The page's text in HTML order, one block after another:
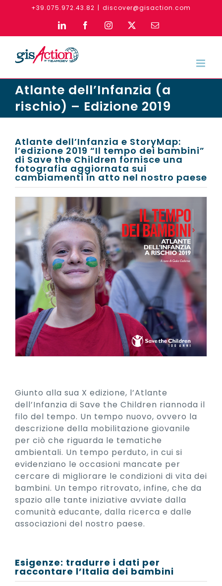
+39.075.972.43.82 | discover@gisaction.com
LinkedInFacebookInstagram Email
Atlante dell’Infanzia (a
rischio) – Edizione 2019
Atlante dell’Infanzia e StoryMap:
l’edizione 2019 “Il tempo dei bambini”
di Save the Children fornisce una
fotografia aggiornata sui
cambiamenti in atto nel nostro paese
Giunto alla sua X edizione, l’Atlante
dell’Infanzia di Save the Children riannoda il
filo del tempo. Un tempo nuovo, ovvero la
descrizione della mobilitazione giovanile
per ciò che riguarda le tematiche
ambientali. Un tempo perduto, in cui si
evidenziano le occasioni mancate per
cercare di migliorare le condizioni di vita dei
bambini. Un tempo ritrovato, infine, che da
spazio alle tante iniziative avviate dalla
comunità educante, dalla ricerca e dalle
associazioni del nostro paese.
Esigenze: tradurre i dati per
raccontare l’Italia dei bambini